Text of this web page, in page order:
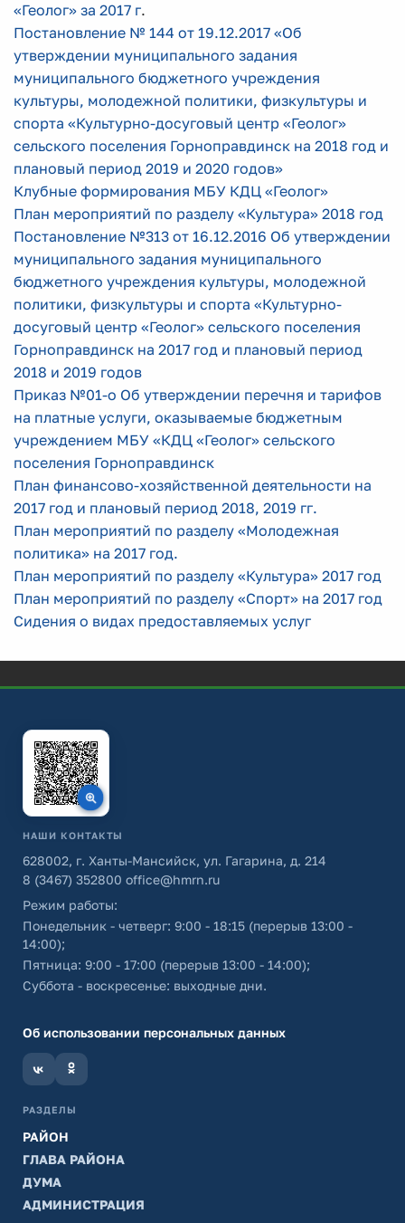
«Геолог» за 2017 г.
Постановление № 144 от 19.12.2017 «Об
утверждении муниципального задания
муниципального бюджетного учреждения
культуры, молодежной политики, физкультуры и
спорта «Культурно-досуговый центр «Геолог»
сельского поселения Горноправдинск на 2018 год и
плановый период 2019 и 2020 годов»
Клубные формирования МБУ КДЦ «Геолог»
План мероприятий по разделу «Культура» 2018 год
Постановление №313 от 16.12.2016 Об утверждении
муниципального задания муниципального
бюджетного учреждения культуры, молодежной
политики, физкультуры и спорта «Культурно-
досуговый центр «Геолог» сельского поселения
Горноправдинск на 2017 год и плановый период
2018 и 2019 годов
Приказ №01-о Об утверждении перечня и тарифов
на платные услуги, оказываемые бюджетным
учреждением МБУ «КДЦ «Геолог» сельского
поселения Горноправдинск
План финансово-хозяйственной деятельности на
2017 год и плановый период 2018, 2019 гг.
План мероприятий по разделу «Молодежная
политика» на 2017 год.
План мероприятий по разделу «Культура» 2017 год
План мероприятий по разделу «Спорт» на 2017 год
Сидения о видах предоставляемых услуг
НАШИ КОНТАКТЫ
628002, г. Ханты-Мансийск, ул. Гагарина, д. 214
8 (3467) 352800 office@hmrn.ru
Режим работы:
Понедельник - четверг: 9:00 - 18:15 (перерыв 13:00 -
14:00);
Пятница: 9:00 - 17:00 (перерыв 13:00 - 14:00);
Суббота - воскресенье: выходные дни.
Об использовании персональных данных
РАЗДЕЛЫ
РАЙОН
ГЛАВА РАЙОНА
ДУМА
АДМИНИСТРАЦИЯ